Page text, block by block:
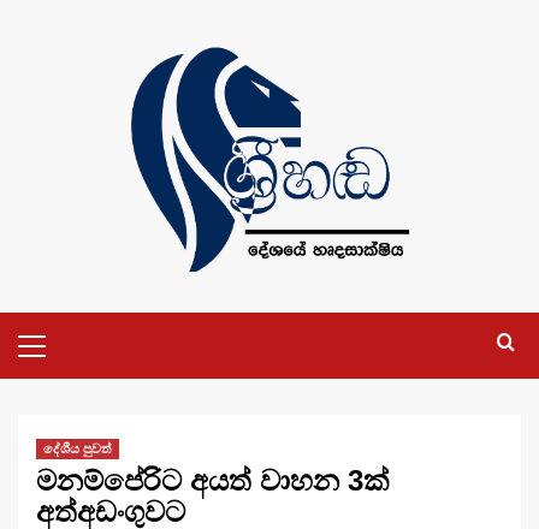
Menu
දේශීය පුවත්
මනම්පේරිට අයත් වාහන 3ක්
අත්අඩංගුවට